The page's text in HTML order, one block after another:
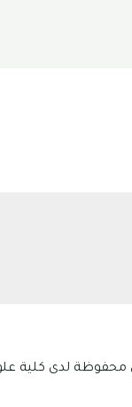
كلية علوم الطبيعة و الحياة و